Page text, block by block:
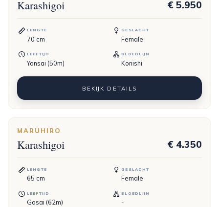
Karashigoi € 5.950
LENGTE
70 cm
GESLACHT
Female
LEEFTIJD
Yonsai (50m)
BLOEDLIJN
Konishi
BEKIJK DETAILS
MARUHIRO
Karashigoi € 4.350
LENGTE
65 cm
GESLACHT
Female
LEEFTIJD
Gosai (62m)
BLOEDLIJN
-